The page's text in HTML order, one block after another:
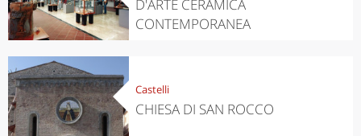
D'ARTE CERAMICA
CONTEMPORANEA
Castelli
CHIESA DI SAN ROCCO